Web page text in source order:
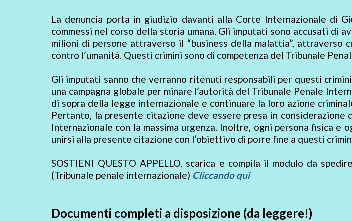
La denuncia porta in giudizio davanti alla Corte Internazionale di
commessi nel corso della storia umana. Gli imputati sono accusati di
milioni di persone attraverso il “business della malattia”, attraverso
contro l’umanità. Questi crimini sono di competenza del Tribunale
Gli imputati sanno che verranno ritenuti responsabili per questi
una campagna globale per minare l’autorità del Tribunale Penale
di sopra della legge internazionale e continuare la loro azione
Pertanto, la presente citazione deve essere presa in considerazione
Internazionale con la massima urgenza. Inoltre, ogni persona fisica e
unirsi alla presente citazione con l’obiettivo di porre fine a questi
SOSTIENI QUESTO APPELLO, scarica e compila il modulo da
(Tribunale penale internazionale) Cliccando qui
Documenti completi a disposizione (da leggere!)